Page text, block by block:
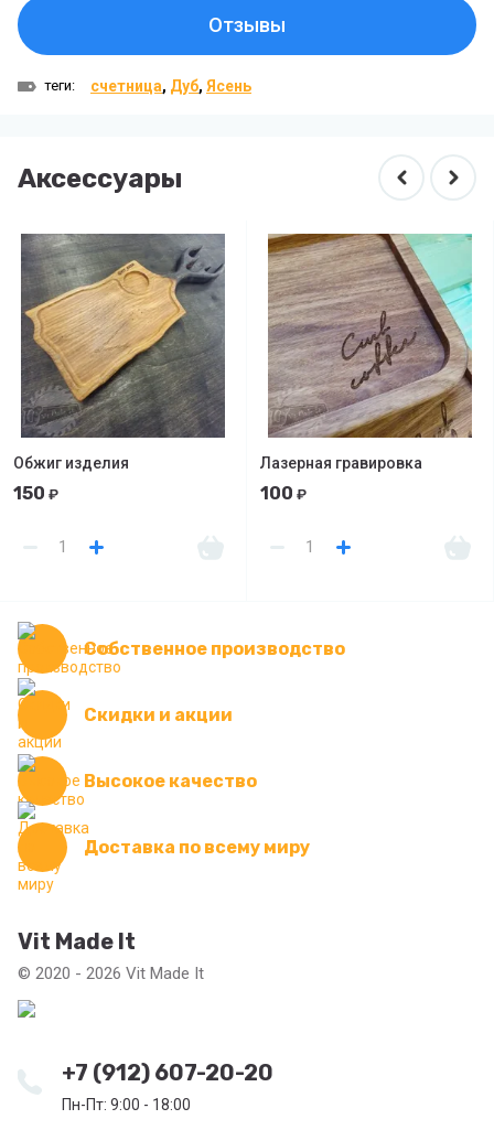
Отзывы
теги: счетница, Дуб, Ясень
Аксессуары
Обжиг изделия
150 ₽
Лазерная гравировка
100 ₽
Собственное производство
Скидки и акции
Высокое качество
Доставка по всему миру
Vit Made It
© 2020 - 2026 Vit Made It
+7 (912) 607-20-20
Пн-Пт: 9:00 - 18:00